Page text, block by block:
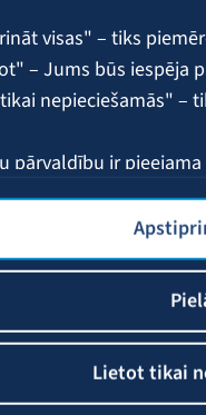
visas" – tiks
– Jums būs iespēja
nepieciešamās" –
pārvaldību ir pieejama
Lietot tikai
LV-1013, Latvija.